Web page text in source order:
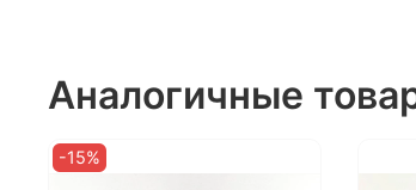
Аналогичные
-15%